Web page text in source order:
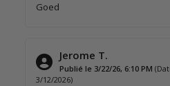
Goed
Jerome T.
Publié le 3/22/26, 6:10 PM
3/12/2026)